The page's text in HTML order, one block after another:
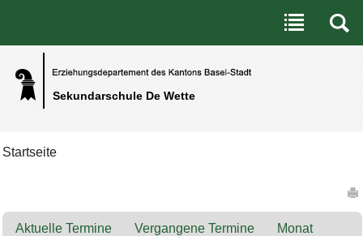
Sekundarschule De Wette
Benutzerspezifische Werkzeuge
Direkt zum Inhalt|Direkt zur Navigation
Startseite
Aktuelle Termine Vergangene Termine
Monat